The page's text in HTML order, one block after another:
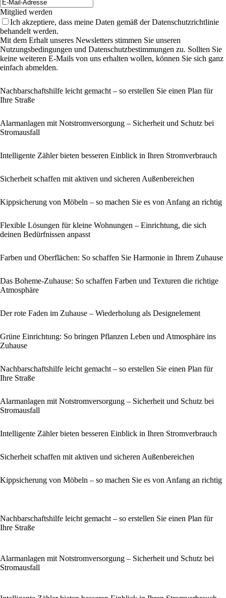
Mitglied werden
Ich akzeptiere, dass meine Daten gemäß der Datenschutzrichtlinie
behandelt werden.
Mit dem Erhalt unseres Newsletters stimmen Sie unseren
Nutzungsbedingungen und Datenschutzbestimmungen zu. Sollten Sie
keine weiteren E-Mails von uns erhalten wollen, können Sie sich ganz
einfach abmelden.
Nachbarschaftshilfe leicht gemacht – so erstellen Sie einen Plan für
Ihre Straße
Alarmanlagen mit Notstromversorgung – Sicherheit und Schutz bei
Stromausfall
Intelligente Zähler bieten besseren Einblick in Ihren Stromverbrauch
Sicherheit schaffen mit aktiven und sicheren Außenbereichen
Kippsicherung von Möbeln – so machen Sie es von Anfang an richtig
Flexible Lösungen für kleine Wohnungen – Einrichtung, die sich
deinen Bedürfnissen anpasst
Farben und Oberflächen: So schaffen Sie Harmonie in Ihrem Zuhause
Das Boheme-Zuhause: So schaffen Farben und Texturen die richtige
Atmosphäre
Der rote Faden im Zuhause – Wiederholung als Designelement
Grüne Einrichtung: So bringen Pflanzen Leben und Atmosphäre ins
Zuhause
Nachbarschaftshilfe leicht gemacht – so erstellen Sie einen Plan für
Ihre Straße
Alarmanlagen mit Notstromversorgung – Sicherheit und Schutz bei
Stromausfall
Intelligente Zähler bieten besseren Einblick in Ihren Stromverbrauch
Sicherheit schaffen mit aktiven und sicheren Außenbereichen
Kippsicherung von Möbeln – so machen Sie es von Anfang an richtig
Nachbarschaftshilfe leicht gemacht – so erstellen Sie einen Plan für
Ihre Straße
Alarmanlagen mit Notstromversorgung – Sicherheit und Schutz bei
Stromausfall